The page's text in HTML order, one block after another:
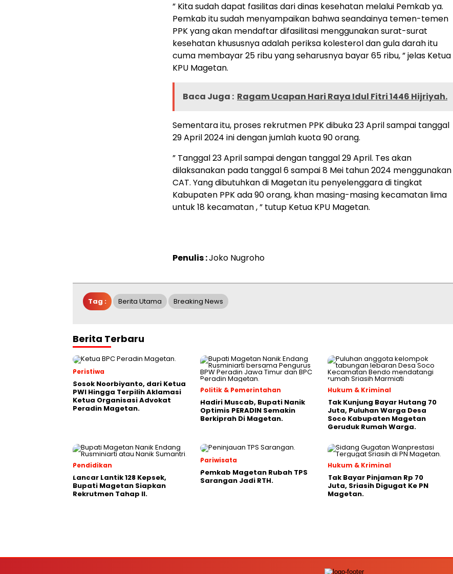
” Kita sudah dapat fasilitas dari dinas kesehatan melalui Pemkab ya.
Pemkab itu sudah menyampaikan bahwa seandainya temen-temen
PPK yang akan mendaftar difasilitasi menggunakan surat-surat
kesehatan khususnya adalah periksa kolesterol dan gula darah itu
cuma membayar 25 ribu yang seharusnya bayar 65 ribu, ” jelas Ketua
KPU Magetan.
Baca Juga : Ragam Ucapan Hari Raya Idul Fitri 1446 Hijriyah.
Sementara itu, proses rekrutmen PPK dibuka 23 April sampai tanggal
29 April 2024 ini dengan jumlah kuota 90 orang.
” Tanggal 23 April sampai dengan tanggal 29 April. Tes akan
dilaksanakan pada tanggal 6 sampai 8 Mei tahun 2024 menggunakan
CAT. Yang dibutuhkan di Magetan itu penyelenggara di tingkat
Kabupaten PPK ada 90 orang, khan masing-masing kecamatan lima
untuk 18 kecamatan , ” tutup Ketua KPU Magetan.
Penulis :Joko Nugroho
Tag : Berita Utama Breaking News
Berita Terbaru
Peristiwa
Sosok Noorbiyanto, dari Ketua
PWI Hingga Terpilih Aklamasi
Ketua Organisasi Advokat
Peradin Magetan.
Politik & Pemerintahan
Hadiri Muscab, Bupati Nanik
Optimis PERADIN Semakin
Berkiprah Di Magetan.
Hukum & Kriminal
Tak Kunjung Bayar Hutang 70
Juta, Puluhan Warga Desa
Soco Kabupaten Magetan
Geruduk Rumah Warga.
Pendidikan
Lancar Lantik 128 Kepsek,
Bupati Magetan Siapkan
Rekrutmen Tahap II.
Pariwisata
Pemkab Magetan Rubah TPS
Sarangan Jadi RTH.
Hukum & Kriminal
Tak Bayar Pinjaman Rp 70
Juta, Sriasih Digugat Ke PN
Magetan.